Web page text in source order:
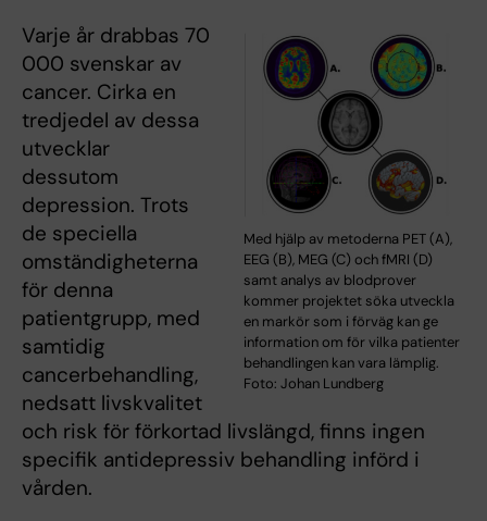
Med hjälp av metoderna PET (A),
EEG (B), MEG (C) och fMRI (D)
samt analys av blodprover
kommer projektet söka utveckla
en markör som i förväg kan ge
information om för vilka patienter
behandlingen kan vara lämplig.
Foto: Johan Lundberg
Varje år drabbas 70
000 svenskar av
cancer. Cirka en
tredjedel av dessa
utvecklar
dessutom
depression. Trots
de speciella
omständigheterna
för denna
patientgrupp, med
samtidig
cancerbehandling,
nedsatt livskvalitet
och risk för förkortad livslängd, finns ingen
specifik antidepressiv behandling införd i
vården.